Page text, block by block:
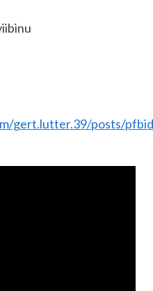
gert.lutter.39/posts/